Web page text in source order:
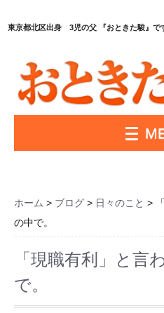
東京都北区出身 3児の父 『おときた駿』で
ホーム > ブログ > 日々のこと >
の中で。
「現職有利」と言
で。